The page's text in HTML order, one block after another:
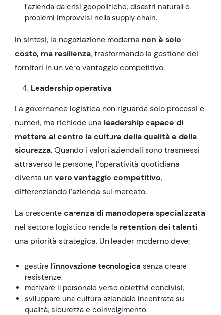
l’azienda da crisi geopolitiche, disastri naturali o
problemi improvvisi nella supply chain.
In sintesi, la negoziazione moderna non è solo
costo, ma resilienza, trasformando la gestione dei
fornitori in un vero vantaggio competitivo.
Leadership operativa
La governance logistica non riguarda solo processi e
numeri, ma richiede una leadership capace di
mettere al centro la cultura della qualità e della
sicurezza. Quando i valori aziendali sono trasmessi
attraverso le persone, l’operatività quotidiana
diventa unvero vantaggio competitivo,
differenziando l’azienda sul mercato.
La crescentecarenza di manodopera specializzata
nel settore logistico rende la retention dei talenti
una priorità strategica. Un leader moderno deve:
gestire l’innovazione tecnologica senza creare
resistenze,
motivare il personale verso obiettivi condivisi,
sviluppare una cultura aziendale incentrata su
qualità, sicurezza e coinvolgimento.